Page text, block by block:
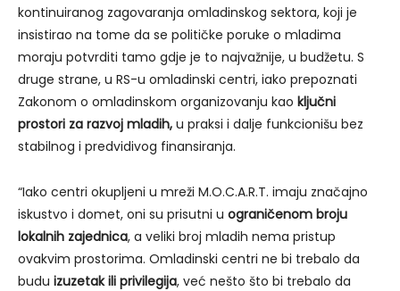
kontinuiranog zagovaranja omladinskog sektora, koji je
insistirao na tome da se političke poruke o mladima
moraju potvrditi tamo gdje je to najvažnije, u budžetu. S
druge strane, u RS-u omladinski centri, iako prepoznati
Zakonom o omladinskom organizovanju kao ključni
prostori za razvoj mladih, u praksi i dalje funkcionišu bez
stabilnog i predvidivog finansiranja.
“Iako centri okupljeni u mreži M.O.C.A.R.T. imaju značajno
iskustvo i domet, oni su prisutni u ograničenom broju
lokalnih zajednica, a veliki broj mladih nema pristup
ovakvim prostorima. Omladinski centri ne bi trebalo da
budu izuzetak ili privilegija, već nešto što bi trebalo da